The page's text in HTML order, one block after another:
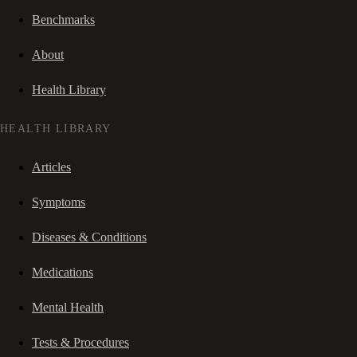
Benchmarks
About
Health Library
HEALTH LIBRARY
Articles
Symptoms
Diseases & Conditions
Medications
Mental Health
Tests & Procedures